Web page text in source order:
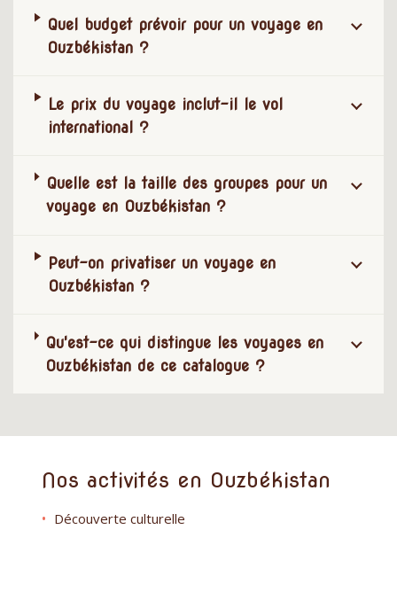
Quel budget prévoir pour un voyage en
Ouzbékistan ?
Le prix du voyage inclut-il le vol
international ?
Quelle est la taille des groupes pour un
voyage en Ouzbékistan ?
Peut-on privatiser un voyage en
Ouzbékistan ?
Qu'est-ce qui distingue les voyages en
Ouzbékistan de ce catalogue ?
Nos activités en Ouzbékistan
Découverte culturelle